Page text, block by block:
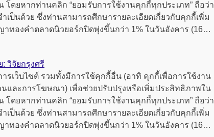
โดยหากท่านคลิก “ยอมรับการใช้งานคุกกี้ทุกประเภท” ถือว่า
ป็นด้วย ซึ่งท่านสามารถศึกษารายละเอียดเกี่ยวกับคุกกี้เพิ่ม
ทองคำตลาดนิวยอร์กปิดพุ่งขึ้นกว่า 1% ในวันอังคาร (16…
วิจัยกรุงศรี
รเว็บไซต์ รวมทั้งมีการใช้คุกกี้อื่น (อาทิ คุกกี้เพื่อการใช้งาน
นและการโฆษณา) เพื่อช่วยปรับปรุงหรือเพิ่มประสิทธิภาพใน
โดยหากท่านคลิก “ยอมรับการใช้งานคุกกี้ทุกประเภท” ถือว่า
ป็นด้วย ซึ่งท่านสามารถศึกษารายละเอียดเกี่ยวกับคุกกี้เพิ่ม
ทองคำตลาดนิวยอร์กปิดพุ่งขึ้นกว่า 1% ในวันอังคาร (16…